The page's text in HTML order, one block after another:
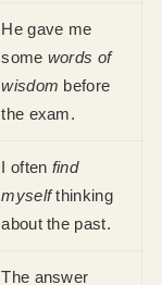
He gave me
some words of
wisdom before
the exam.
I often find
myselfthinking
about the past.
The answer